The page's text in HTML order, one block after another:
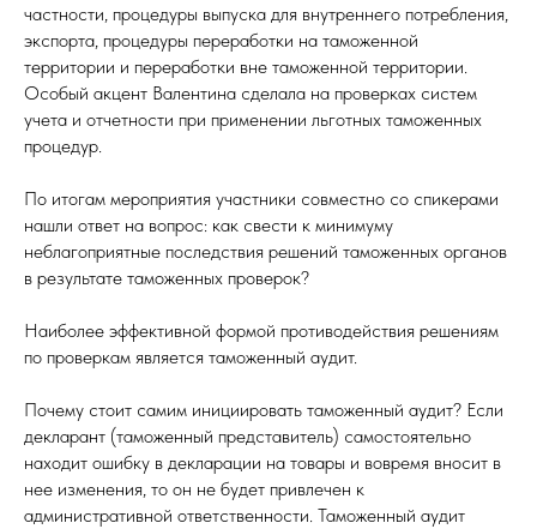
частности, процедуры выпуска для внутреннего потребления,
экспорта, процедуры переработки на таможенной
территории и переработки вне таможенной территории.
Особый акцент Валентина сделала на проверках систем
учета и отчетности при применении льготных таможенных
процедур.
По итогам мероприятия участники совместно со спикерами
нашли ответ на вопрос: как свести к минимуму
неблагоприятные последствия решений таможенных органов
в результате таможенных проверок?
Наиболее эффективной формой противодействия решениям
по проверкам является таможенный аудит.
Почему стоит самим инициировать таможенный аудит? Если
декларант (таможенный представитель) самостоятельно
находит ошибку в декларации на товары и вовремя вносит в
нее изменения, то он не будет привлечен к
административной ответственности. Таможенный аудит